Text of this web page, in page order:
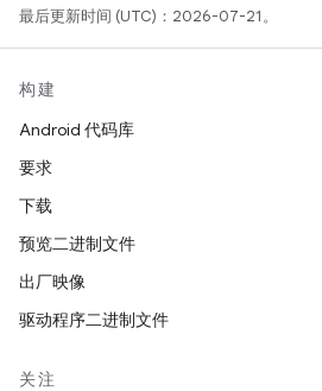
最后更新时间 (UTC)：2026-07-21。
构建
Android 代码库
要求
下载
预览二进制文件
出厂映像
驱动程序二进制文件
关注